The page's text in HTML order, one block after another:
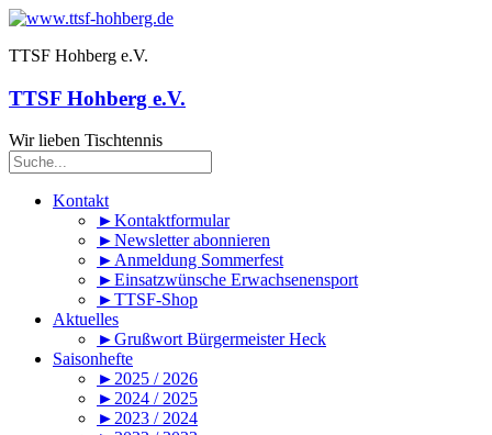
TTSF Hohberg e.V.
TTSF Hohberg e.V.
Wir lieben Tischtennis
Kontakt
►Kontaktformular
►Newsletter abonnieren
►Anmeldung Sommerfest
►Einsatzwünsche Erwachsenensport
►TTSF-Shop
Aktuelles
►Grußwort Bürgermeister Heck
Saisonhefte
►2025 / 2026
►2024 / 2025
►2023 / 2024